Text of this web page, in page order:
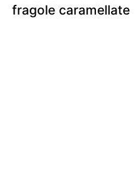
fragole caramellate